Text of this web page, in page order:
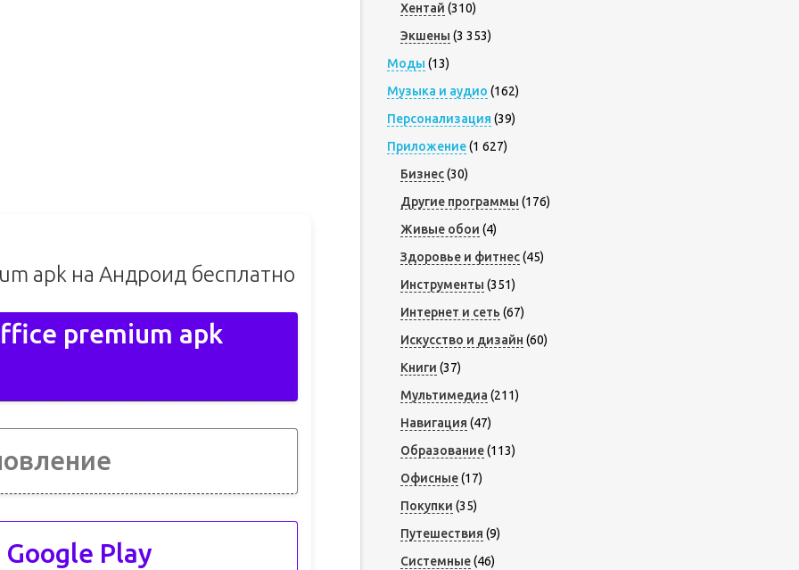
apk на Андроид бесплатно
premium apk
Play
Хентай (310)
Экшены (3 353)
Моды (13)
Музыка и аудио (162)
Персонализация (39)
Приложение(1 627)
Бизнес(30)
Другие программы (176)
Живые обои (4)
Здоровье и фитнес(45)
Инструменты (351)
Интернет и сеть (67)
Искусство и дизайн (60)
Книги (37)
Мультимедиа (211)
Навигация (47)
Образование(113)
Офисные(17)
Покупки (35)
Путешествия (9)
Системные(46)